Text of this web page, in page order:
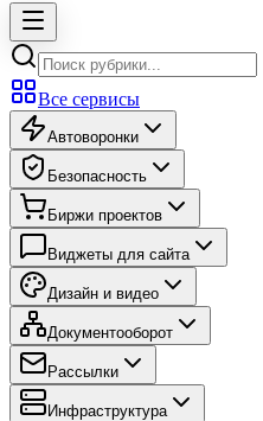
Все сервисы
Автоворонки
Безопасность
Биржи проектов
Виджеты для сайта
Дизайн и видео
Документооборот
Рассылки
Инфраструктура